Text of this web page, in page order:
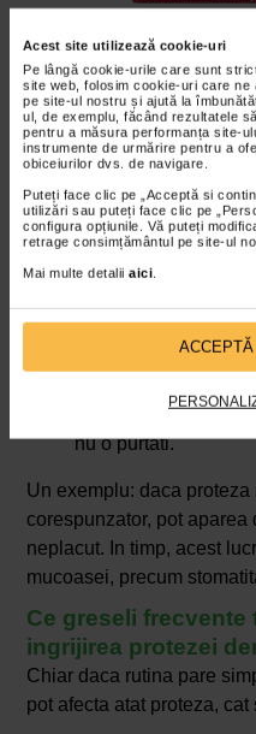
Acest site utilizează cookie-uri
Pe lângă cookie-urile care sunt
site web, folosim cookie-uri care
pe site-ul nostru și ajută la
ul, de exemplu, făcând rezultatele
pentru a măsura performanța site-
instrumente de urmărire pentru a
obiceiurilor dvs. de navigare.
Puteți face clic pe „Acceptă si
utilizări sau puteți face clic pe
configura opțiunile. Vă puteți
retrage consimțământul pe site-ul
Mai multe detalii aici.
Box cutie proteza
Vezi
Pentru o ingrijire corecta:
curatati proteza
masa;
evitati pasta de dinti
depozitati proteza
nu o purtati.
Un exemplu: daca proteza
corespunzator, pot
neplacut. In timp, acest
mucoasei, precum
Ce greseli frecvente
ingrijirea protezei
Chiar daca rutina pare
pot afecta atat proteza,